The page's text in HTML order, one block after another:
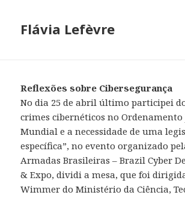
Flávia Lefèvre
Reflexões sobre Cibersegurança
No dia 25 de abril último participei
crimes cibernéticos no Ordenamento
Mundial e a necessidade de uma
específica”, no evento organizado
Armadas Brasileiras – Brazil Cyber
& Expo, dividi a mesa, que foi
Wimmer do Ministério da Ciência,